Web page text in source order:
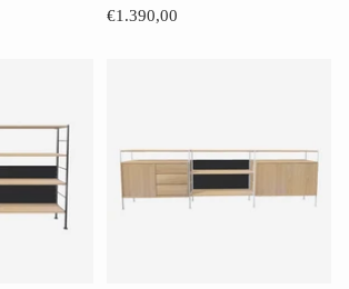
€1.390,00